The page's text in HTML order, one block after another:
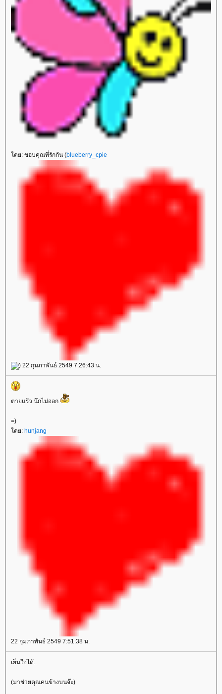
ดย: ขอบคุณที่รักกัน (blueberry_cpie
) 22 กุมภาพันธ์ 2549 7:26:43 น.
ตายแร้ว นึกไม่ออก
=)
ดย: hunjang
22 กุมภาพันธ์ 2549 7:51:38 น.
เย็นใจได้..
(มาช่วยคุณคนข้างบนจ๊ะ)